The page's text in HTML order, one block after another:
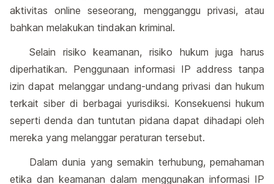
aktivitas online seseorang, mengganggu privasi, atau
bahkan melakukan tindakan kriminal.
Selain risiko keamanan, risiko hukum juga harus
diperhatikan. Penggunaan informasi IP address tanpa
izin dapat melanggar undang-undang privasi dan hukum
terkait siber di berbagai yurisdiksi. Konsekuensi hukum
seperti denda dan tuntutan pidana dapat dihadapi oleh
mereka yang melanggar peraturan tersebut.
Dalam dunia yang semakin terhubung, pemahaman
etika dan keamanan dalam menggunakan informasi IP